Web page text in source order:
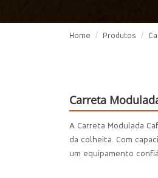
Home Produtos
Carreta
A Carreta Modulada
da colheita. Com
um equipamento